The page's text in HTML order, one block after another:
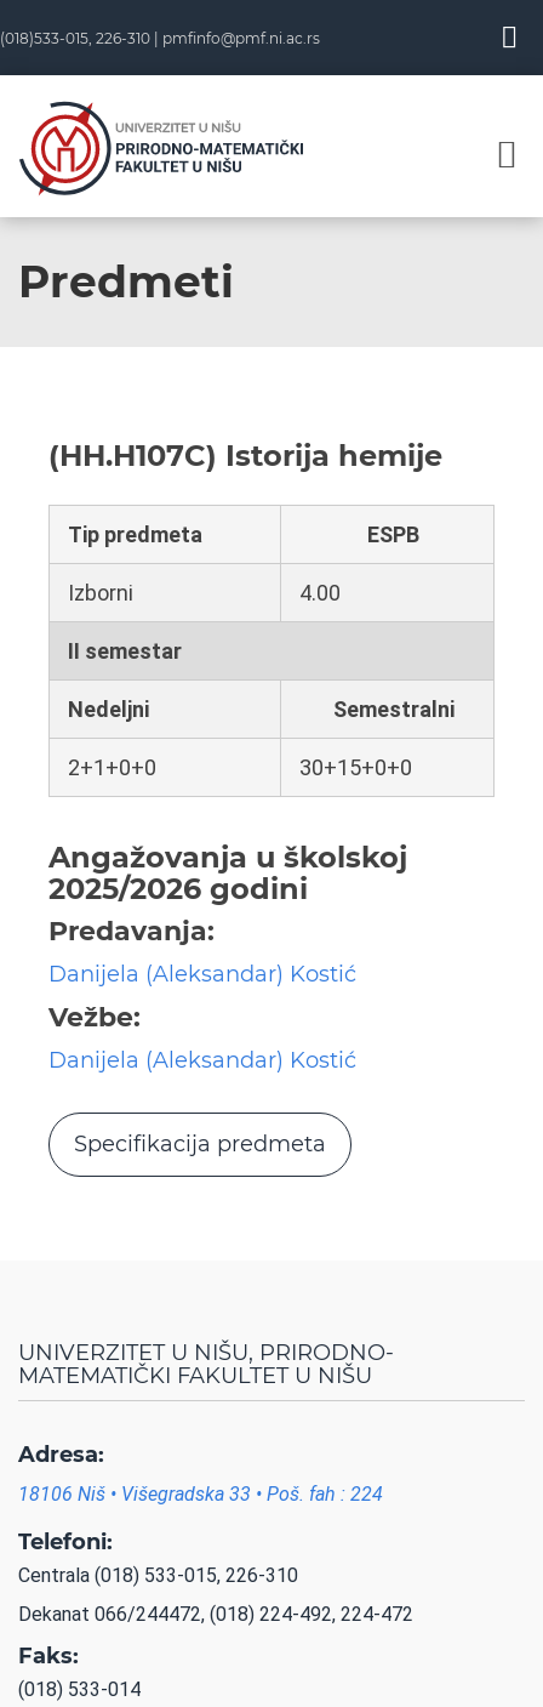
(018)533-015, 226-310 | pmfinfo@pmf.ni.ac.rs
Predmeti
(HH.H107C) Istorija hemije
Tip predmeta ESPB
Izborni 4.00
II semestar
Nedeljni Semestralni
2+1+0+0 30+15+0+0
Angažovanja u školskoj
2025/2026 godini
Predavanja:
Danijela (Aleksandar) Kostić
Vežbe:
Danijela (Aleksandar) Kostić
Specifikacija predmeta
UNIVERZITET U NIŠU, PRIRODNO-
MATEMATIČKI FAKULTET U NIŠU
Adresa:
18106 Niš • Višegradska 33 • Poš. fah : 224
Telefoni:
Centrala (018) 533-015, 226-310
Dekanat 066/244472, (018) 224-492, 224-472
Faks:
(018) 533-014